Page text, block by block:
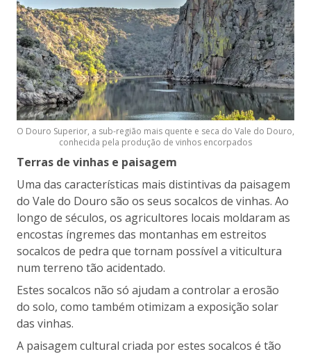
O Douro Superior, a sub-região mais quente e seca do Vale do Douro,
conhecida pela produção de vinhos encorpados
Terras de vinhas e paisagem
Uma das características mais distintivas da paisagem
do Vale do Douro são os seus socalcos de vinhas. Ao
longo de séculos, os agricultores locais moldaram as
encostas íngremes das montanhas em estreitos
socalcos de pedra que tornam possível a viticultura
num terreno tão acidentado.
Estes socalcos não só ajudam a controlar a erosão
do solo, como também otimizam a exposição solar
das vinhas.
A paisagem cultural criada por estes socalcos é tão